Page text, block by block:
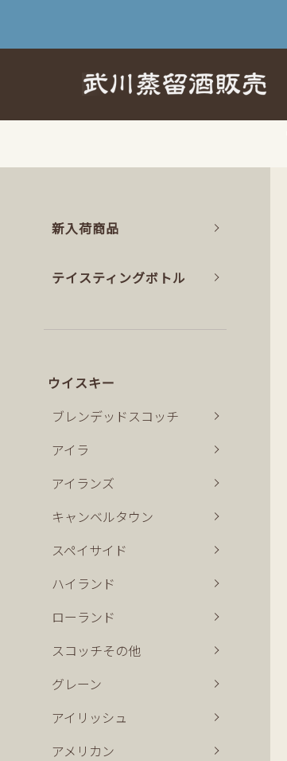
新入荷商品
テイスティングボトル
ウイスキー
ブレンデッドスコッチ
アイラ
アイランズ
キャンベルタウン
スペイサイド
ハイランド
ローランド
スコッチその他
グレーン
アイリッシュ
アメリカン